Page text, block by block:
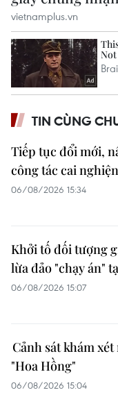
TIN CÙNG
Tiếp tục đổi mới,
công tác cai
06/08/2026 15:34
Khởi tố đối tượng
lừa đảo "chạy án"
06/08/2026 15:07
Cảnh sát khám
"Hoa Hồng"
06/08/2026 15:04